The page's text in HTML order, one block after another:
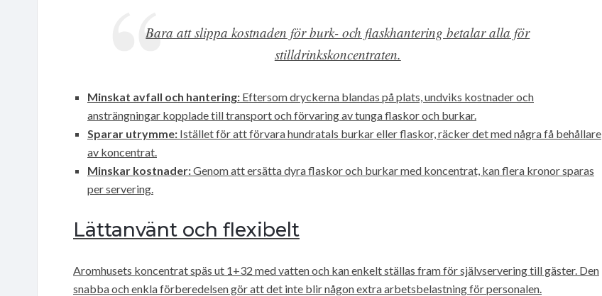
Bara att slippa kostnaden för burk- och flaskhantering betalar alla för
stilldrinkskoncentraten.
Minskat avfall och hantering: Eftersom dryckerna blandas på plats, undviks kostnader och
ansträngningar kopplade till transport och förvaring av tunga flaskor och burkar.
Sparar utrymme: Istället för att förvara hundratals burkar eller flaskor, räcker det med några få behållare
av koncentrat.
Minskar kostnader:Genom att ersätta dyra flaskor och burkar med koncentrat, kan flera kronor sparas
per servering.
Lättanvänt och flexibelt
Aromhusets koncentrat späs ut 1+32 med vatten och kan enkelt ställas fram för självservering till gäster. Den
snabba och enkla förberedelsen gör att det inte blir någon extra arbetsbelastning för personalen.